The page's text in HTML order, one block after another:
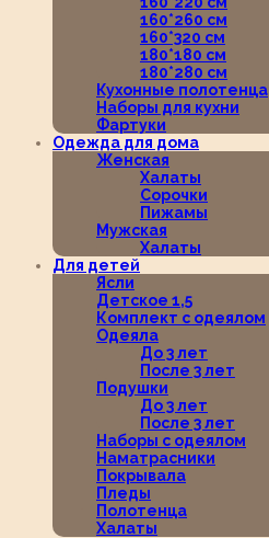
160*260 см
160*320 см
180*180 см
180*280 см
Кухонные полотенца
Наборы для кухни
Фартуки
Одежда для дома
Женская
Халаты
Сорочки
Пижамы
Мужская
Халаты
Для детей
Ясли
Детское 1,5
Комплект с одеялом
Одеяла
До 3 лет
После 3 лет
Подушки
До 3 лет
После 3 лет
Наборы с одеялом
Наматрасники
Покрывала
Пледы
Полотенца
Халаты